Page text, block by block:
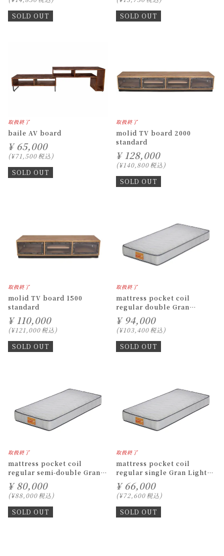
SOLD OUT
SOLD OUT
取扱終了
baile AV board
¥ 65,000
¥71,500税込
SOLD OUT
取扱終了
molid TV board 2000
standard
¥ 128,000
¥140,800税込
SOLD OUT
取扱終了
molid TV board 1500
standard
¥ 110,000
¥121,000税込
SOLD OUT
取扱終了
mattress pocket coil
regular double Gran
Light Advance
¥ 94,000
¥103,400税込
SOLD OUT
取扱終了
mattress pocket coil
regular semi-double Gran
Light Advance
¥ 80,000
¥88,000税込
SOLD OUT
取扱終了
mattress pocket coil
regular single Gran Light
Advance
¥ 66,000
¥72,600税込
SOLD OUT